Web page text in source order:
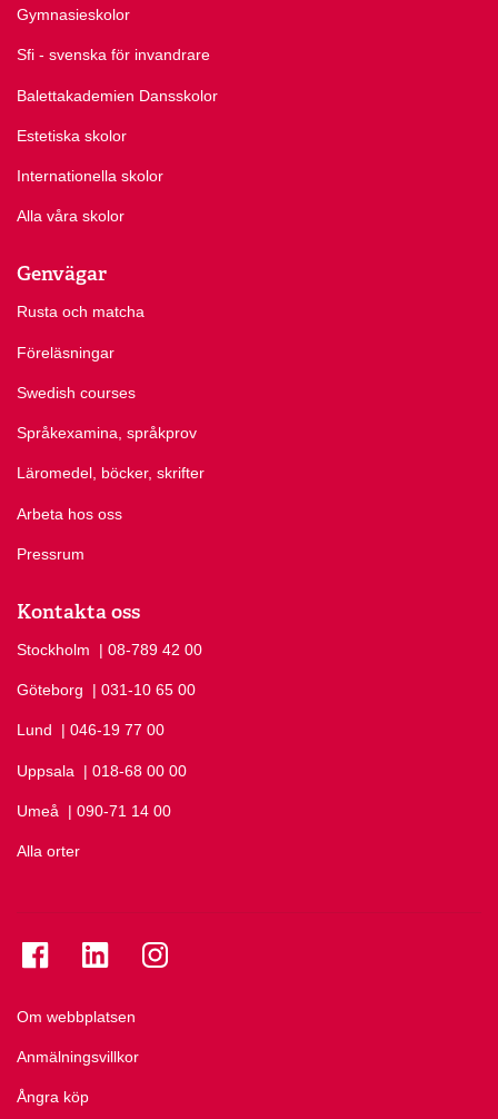
Gymnasieskolor
Sfi - svenska för invandrare
Balettakademien Dansskolor
Estetiska skolor
Internationella skolor
Alla våra skolor
Genvägar
Rusta och matcha
Föreläsningar
Swedish courses
Språkexamina, språkprov
Läromedel, böcker, skrifter
Arbeta hos oss
Pressrum
Kontakta oss
Stockholm Ring Stockholm på
| 08-789 42 00
Göteborg Ring Göteborg på
| 031-10 65 00
Lund Ring Lund på
| 046-19 77 00
Uppsala Ring Uppsala på
| 018-68 00 00
Umeå Ring Umeå på
| 090-71 14 00
Alla orter
Om webbplatsen
Anmälningsvillkor
Ångra köp
Se folkuniversitetet på Facebook
Se folkuniversitetet på LinkedIn